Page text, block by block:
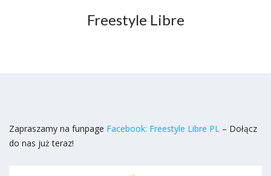
Freestyle Libre
Zapraszamy na funpage Facebook: Freestyle Libre PL – Dołącz
do nas już teraz!